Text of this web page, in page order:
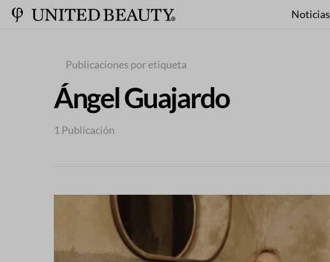
Noticias
Publicaciones por etiqueta
Ángel Guajardo
1 Publicación